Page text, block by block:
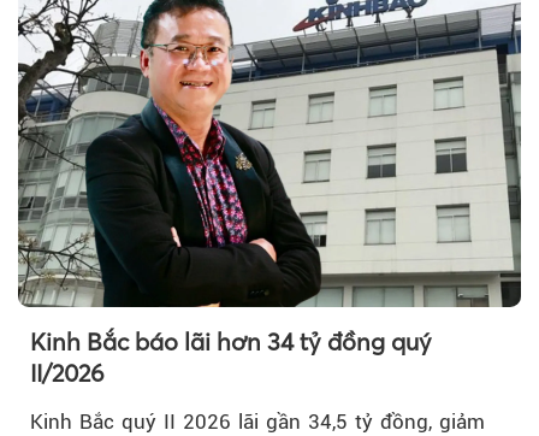
Kinh Bắc báo lãi hơn 34 tỷ đồng quý
II/2026
Kinh Bắc quý II 2026 lãi gần 34,5 tỷ đồng, giảm